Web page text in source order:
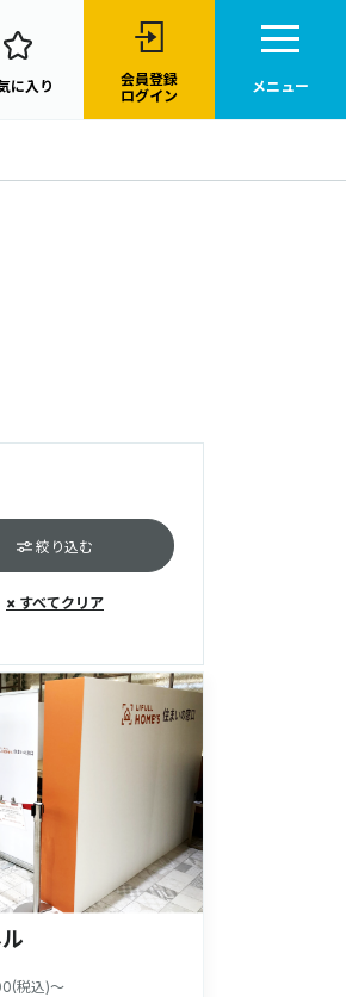
に入り
会員登録
ログイン
メニュー
絞り込む
× すべてクリア
税込)～